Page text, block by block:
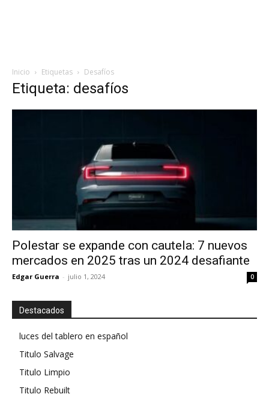
Inicio Etiquetas Desafíos
Etiqueta: desafíos
Polestar se expande con cautela: 7 nuevos
mercados en 2025 tras un 2024 desafiante
Edgar Guerra - julio 1, 2024 0
Destacados
luces del tablero en español
Titulo Salvage
Titulo Limpio
Titulo Rebuilt